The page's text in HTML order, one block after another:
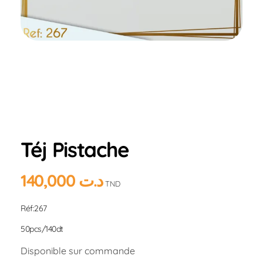
Téj Pistache
د.ت 140,000 TND
Réf:267
50pcs/140dt
Disponible sur commande